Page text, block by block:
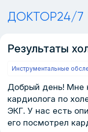
ДОКТОР24/7
Результаты
Инструментальные
Добрый день! Мне
кардиолога по
ЭКГ. У нас есть
его посмотрел